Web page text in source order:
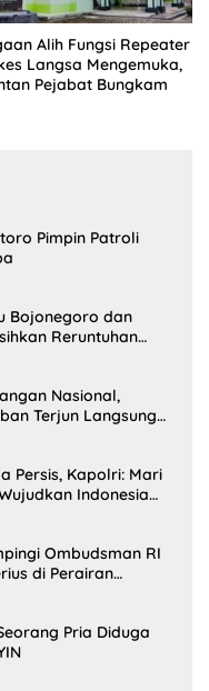
Alih Fungsi Repeater
Langsa Mengemuka,
Pejabat Bungkam
Pimpin Patroli
Bojonegoro dan
Reruntuhan
Nasional,
Terjun Langsung
Persis, Kapolri: Mari
Indonesia
Ombudsman RI
di Perairan
Pria Diduga